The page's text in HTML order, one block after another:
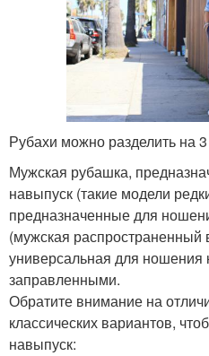
Рубахи можно разделить на
Мужская рубашка,
навыпуск (такие модели
предназначенные для
(мужская
универсальная для ношения
заправленными.
Обратите внимание на
классических вариантов,
навыпуск: